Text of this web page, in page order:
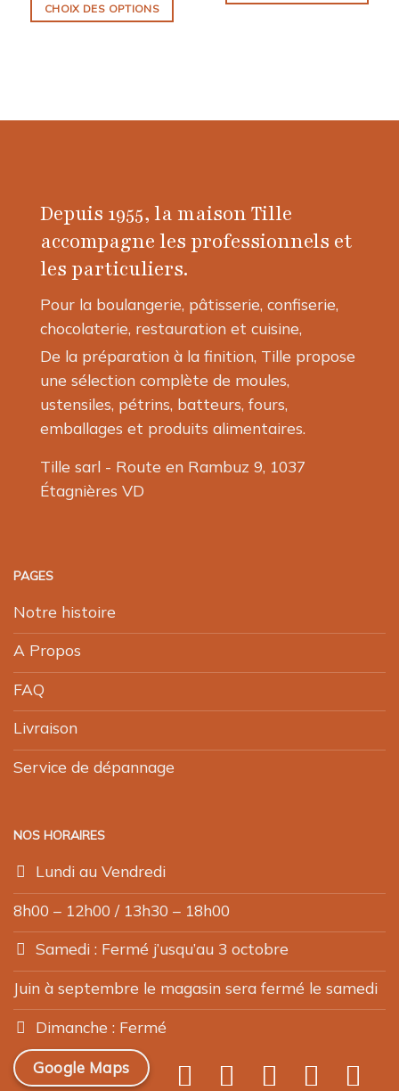
CHOIX DES OPTIONS
choisies
sur
la
page
la
produit
Depuis 1955, la maison Tille
accompagne les professionnels et
les particuliers.
Pour la boulangerie, pâtisserie, confiserie,
chocolaterie, restauration et cuisine,
De la préparation à la finition, Tille propose
une sélection complète de moules,
ustensiles, pétrins, batteurs, fours,
emballages et produits alimentaires.
Tille sarl - Route en Rambuz 9, 1037
Étagnières VD
PAGES
Notre histoire
A Propos
FAQ
Livraison
Service de dépannage
NOS HORAIRES
Lundi au Vendredi
8h00 – 12h00 / 13h30 – 18h00
Samedi : Fermé j’usqu’au 3 octobre
Juin à septembre le magasin sera fermé le samedi
Dimanche : Fermé
Google Maps